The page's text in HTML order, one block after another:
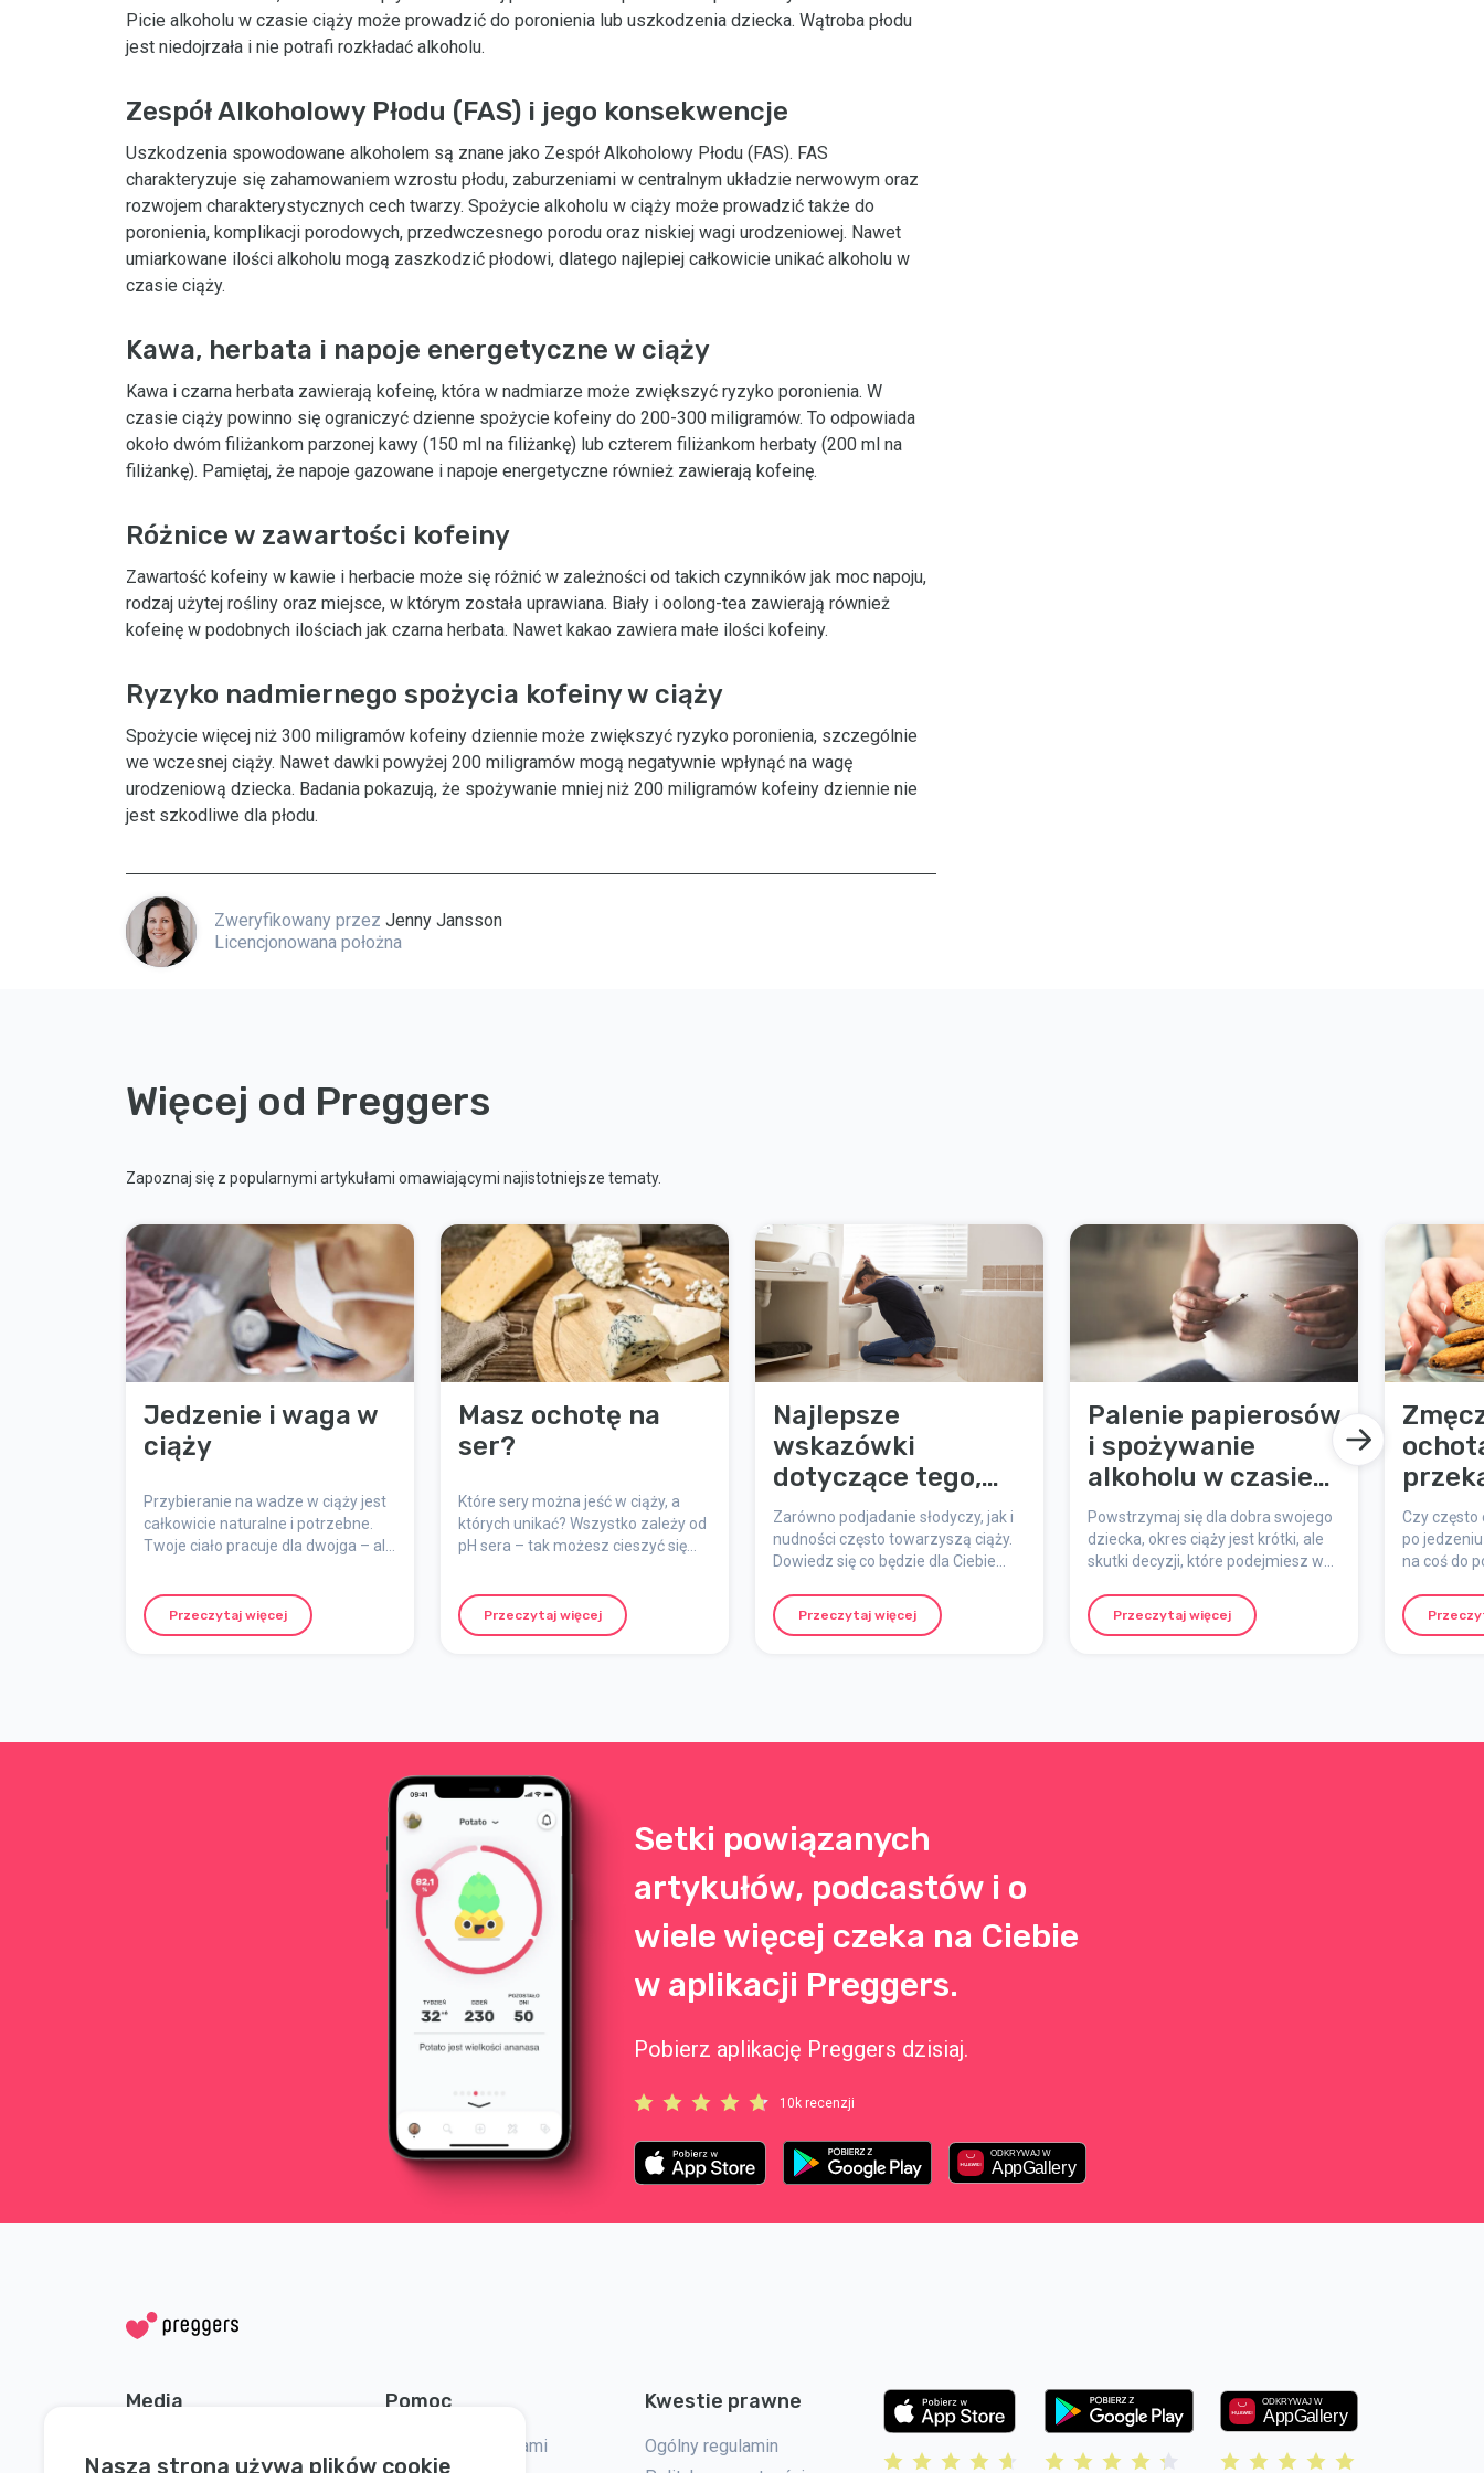
Picie alkoholu w czasie ciąży może prowadzić do poronienia lub uszkodzenia dziecka. Wątroba płodu
jest niedojrzała i nie potrafi rozkładać alkoholu.
Zespół Alkoholowy Płodu (FAS) i jego konsekwencje
Uszkodzenia spowodowane alkoholem są znane jako Zespół Alkoholowy Płodu (FAS). FAS
charakteryzuje się zahamowaniem wzrostu płodu, zaburzeniami w centralnym układzie nerwowym oraz
rozwojem charakterystycznych cech twarzy. Spożycie alkoholu w ciąży może prowadzić także do
poronienia, komplikacji porodowych, przedwczesnego porodu oraz niskiej wagi urodzeniowej. Nawet
umiarkowane ilości alkoholu mogą zaszkodzić płodowi, dlatego najlepiej całkowicie unikać alkoholu w
czasie ciąży.
Kawa, herbata i napoje energetyczne w ciąży
Kawa i czarna herbata zawierają kofeinę, która w nadmiarze może zwiększyć ryzyko poronienia. W
czasie ciąży powinno się ograniczyć dzienne spożycie kofeiny do 200-300 miligramów. To odpowiada
około dwóm filiżankom parzonej kawy (150 ml na filiżankę) lub czterem filiżankom herbaty (200 ml na
filiżankę). Pamiętaj, że napoje gazowane i napoje energetyczne również zawierają kofeinę.
Różnice w zawartości kofeiny
Zawartość kofeiny w kawie i herbacie może się różnić w zależności od takich czynników jak moc napoju,
rodzaj użytej rośliny oraz miejsce, w którym została uprawiana. Biały i oolong-tea zawierają również
kofeinę w podobnych ilościach jak czarna herbata. Nawet kakao zawiera małe ilości kofeiny.
Ryzyko nadmiernego spożycia kofeiny w ciąży
Spożycie więcej niż 300 miligramów kofeiny dziennie może zwiększyć ryzyko poronienia, szczególnie
we wczesnej ciąży. Nawet dawki powyżej 200 miligramów mogą negatywnie wpłynąć na wagę
urodzeniową dziecka. Badania pokazują, że spożywanie mniej niż 200 miligramów kofeiny dziennie nie
jest szkodliwe dla płodu.
Zweryfikowany przez Jenny Jansson
Licencjonowana położna
Więcej od Preggers
Zapoznaj się z popularnymi artykułami omawiającymi najistotniejsze tematy.
Jedzenie i waga w
ciąży
Przybieranie na wadze w ciąży jest
całkowicie naturalne i potrzebne.
Twoje ciało pracuje dla dwojga – ale
dwoje”. Najważniejsze jest
znalezienie balansu, który będzie
odpowiedni dla Ciebie – bez stresu i
Przeczytaj więcej
Masz ochotę na
ser?
Które sery można jeść w ciąży, a
których unikać? Wszystko zależy od
pH sera – tak możesz cieszyć się
Przeczytaj więcej
Najlepsze
wskazówki
dotyczące tego,
jak uniknąć
wymiotów –
Sprytne
podjadanie
Zarówno podjadanie słodyczy, jak i
nudności często towarzyszą ciąży.
Dowiedz się co będzie dla Ciebie
przekąski.
Przeczytaj więcej
Palenie papierosów
i spożywanie
alkoholu w czasie
ciąży
Powstrzymaj się dla dobra swojego
dziecka, okres ciąży jest krótki, ale
skutki decyzji, które podejmiesz w
Przeczytaj więcej
krwi
Czy często
po
na coś do
poziomy
całkowicie
Setki powiązanych
artykułów, podcastów i o
wiele więcej czeka na Ciebie
w aplikacji Preggers.
Pobierz aplikację Preggers dzisiaj.
10k recenzji
Media
Pomoc
Skontaktuj się z nami
Kwestie prawne
Ogólny regulamin
Nasza strona używa plików cookie